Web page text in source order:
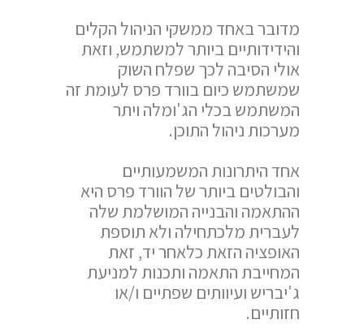
מדובר באחד ממשקי הניהול הקלים
והידידותיים ביותר למשתמש, וזאת
אולי הסיבה לכך שפלח השוק
שמשתמש כיום בוורד פרס לעומת זה
המשתמש בכלי הג'ומלה ויתר
מערכות ניהול התוכן.
אחד היתרונות המשמעותיים
והבולטים ביותר של הוורד פרס היא
ההתאמה והבנייה המושלמת שלה
לעברית מלכתחילה ולא תוספת
האופציה הזאת כלאחר יד, זאת
המחייבת התאמה ותכנות למניעת
ג'יבריש ועיוותים שפתיים ו/או
חזותיים.